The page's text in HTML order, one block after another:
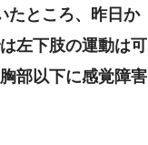
たところ、昨日か
左下肢の運動は可
部以下に感覚障害